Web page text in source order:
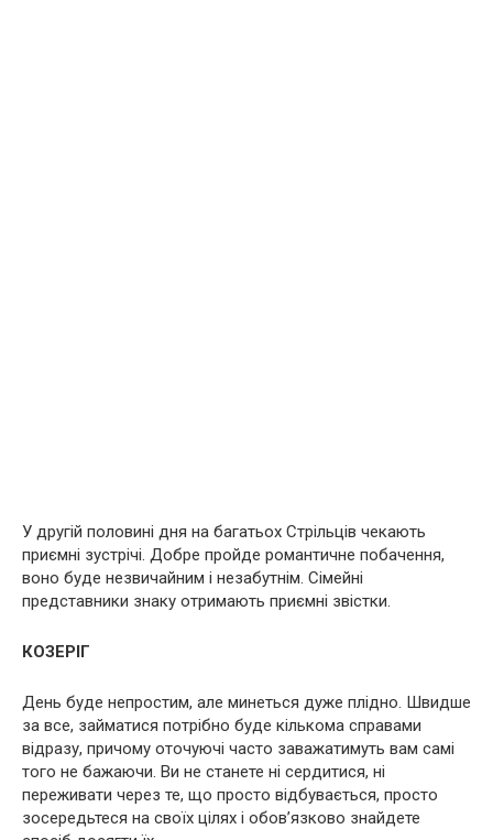
У другій половині дня на багатьох Стрільців чекають
приємні зустрічі. Добре пройде романтичне побачення,
воно буде незвичайним і незабутнім. Сімейні
представники знаку отримають приємні звістки.
КОЗЕРІГ
День буде непростим, але минеться дуже плідно. Швидше
за все, займатися потрібно буде кількома справами
відразу, причому оточуючі часто заважатимуть вам самі
того не бажаючи. Ви не станете ні сердитися, ні
переживати через те, що просто відбувається, просто
зосередьтеся на своїх цілях і обов’язково знайдете